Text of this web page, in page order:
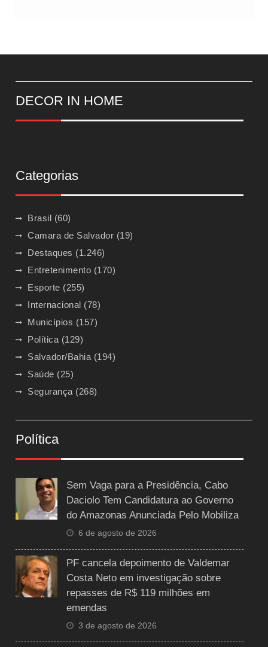
DECOR IN HOME
Categorias
Brasil (60)
Camara de Salvador (19)
Destaques (1.246)
Entretenimento (170)
Esporte (255)
Internacional (78)
Municípios (157)
Política (129)
Salvador/Bahia (194)
Saúde (25)
Segurança (268)
Política
Sem Vaga para a Presidência, Cabo
Daciolo Tem Candidatura ao Governo
do Amazonas Anunciada Pelo Mobiliza
6 de agosto de 2026
PF cancela depoimento de Valdemar
Costa Neto em investigação sobre
repasses de R$ 119 milhões em
emendas
3 de agosto de 2026